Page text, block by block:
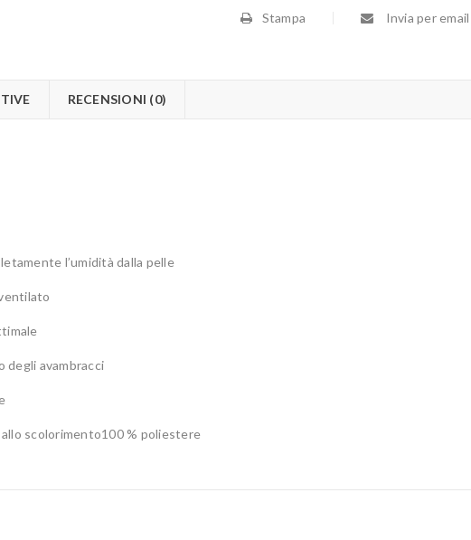
Stampa Invia per email
RECENSIONI (0)
l’umidità dalla pelle
degli avambracci
scolorimento100 % poliestere